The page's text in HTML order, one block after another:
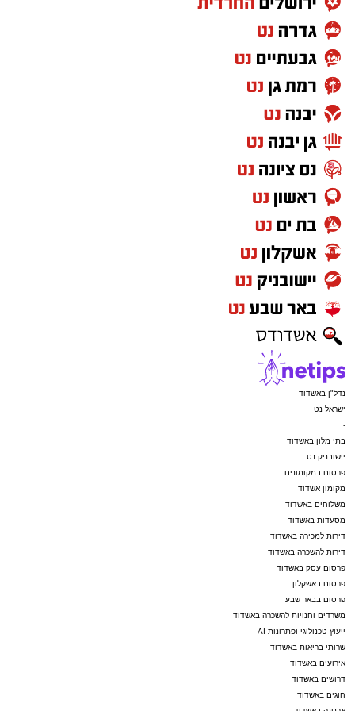
להשאירו בידי ילדים קטנים ללא השגחה. במקרה
חירום של נעילת רכב, יש ליצור קשר מיידי עם
מוקד ידידים בטלפון
מעוניינים להגיב? לדווח ? צרו איתנו קשר במייל -
ASHDODS@ISNET.CO.IL
נדל"ן באשדוד
ישראל נט
-
בתי מלון באשדוד
יישובניק נט
פרסום במקומונים
מקומון אשדוד
משלוחים באשדוד
מסעדות באשדוד
דירות למכירה באשדוד
דירות להשכרה באשדוד
פרסום עסק באשדוד
פרסום באשקלון
פרסום בבאר שבע
משרדים וחנויות להשכרה באשדוד
ייעוץ טכנולוגי ופתרונות AI
שרותי בריאות באשדוד
אירועים באשדוד
דרושים באשדוד
חוגים באשדוד